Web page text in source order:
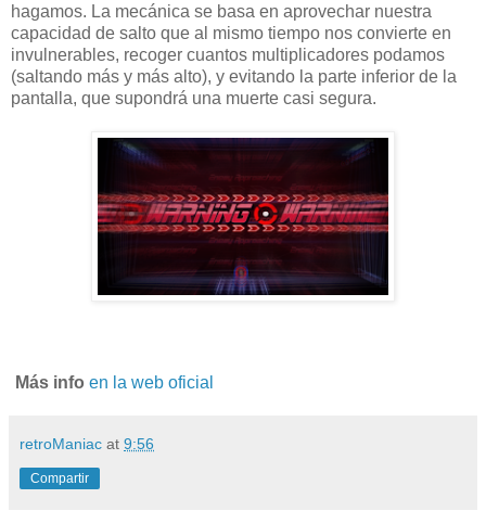
hagamos. La mecánica se basa en aprovechar nuestra
capacidad de salto que al mismo tiempo nos convierte en
invulnerables, recoger cuantos multiplicadores podamos
(saltando más y más alto), y evitando la parte inferior de la
pantalla, que supondrá una muerte casi segura.
Más info en la web oficial
retroManiac at 9:56
Compartir